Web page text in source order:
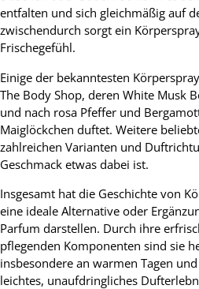
entfalten und sich gleichmäßig auf
zwischendurch sorgt ein
Frischegefühl.
Einige der bekanntesten
The Body Shop, deren White Musk
und nach rosa Pfeffer und
Maiglöckchen duftet. Weitere
zahlreichen Varianten und
Geschmack etwas dabei ist.
Insgesamt hat die Geschichte von
eine ideale Alternative oder
Parfum darstellen. Durch ihre
pflegenden Komponenten sind sie
insbesondere an warmen Tagen
leichtes, unaufdringliches